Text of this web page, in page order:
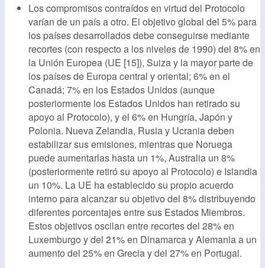
Los compromisos contraídos en virtud del Protocolo
varían de un país a otro. El objetivo global del 5% para
los países desarrollados debe conseguirse mediante
recortes (con respecto a los niveles de 1990) del 8% en
la Unión Europea (UE [15]), Suiza y la mayor parte de
los países de Europa central y oriental; 6% en el
Canadá; 7% en los Estados Unidos (aunque
posteriormente los Estados Unidos han retirado su
apoyo al Protocolo), y el 6% en Hungría, Japón y
Polonia. Nueva Zelandia, Rusia y Ucrania deben
estabilizar sus emisiones, mientras que Noruega
puede aumentarlas hasta un 1%, Australia un 8%
(posteriormente retiró su apoyo al Protocolo) e Islandia
un 10%. La UE ha establecido su propio acuerdo
interno para alcanzar su objetivo del 8% distribuyendo
diferentes porcentajes entre sus Estados Miembros.
Estos objetivos oscilan entre recortes del 28% en
Luxemburgo y del 21% en Dinamarca y Alemania a un
aumento del 25% en Grecia y del 27% en Portugal.